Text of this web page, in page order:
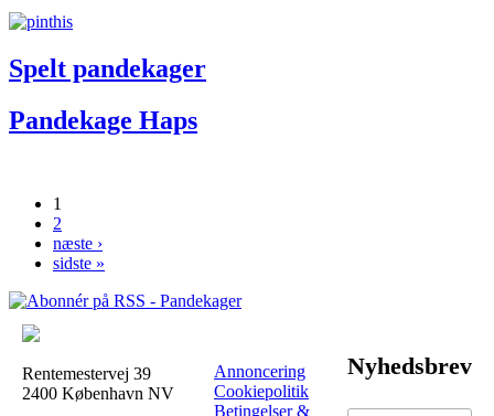
Spelt pandekager
Pandekage Haps
Sider
1
2
næste ›
sidste »
Rentemestervej 39
2400 København NV
Annoncering
Cookiepolitik
Betingelser &
Nyhedsbrev